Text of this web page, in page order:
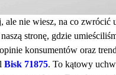
ale nie wiesz, na co zwrócić
stronę, gdzie
konsumentów oraz
Bisk 71875. To kątowy